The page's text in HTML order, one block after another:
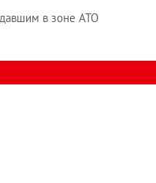
в зоне АТО